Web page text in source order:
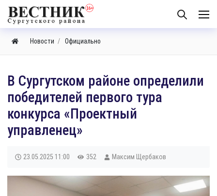
Новости Официально
В Сургутском районе определили
победителей первого тура
конкурса «Проектный
управленец»
23.05.2025 11:00 352 Максим Щербаков